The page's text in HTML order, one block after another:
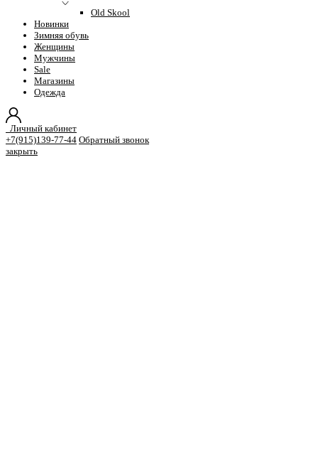
Old Skool
Новинки
Зимняя обувь
Женщины
Мужчины
Sale
Магазины
Одежда
Личный кабинет
+7(915)139-77-44 Обратный звонок
закрыть